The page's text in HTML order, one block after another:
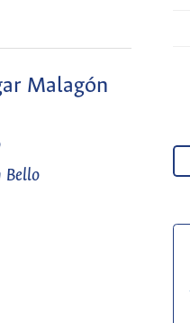
Malagón
Bello